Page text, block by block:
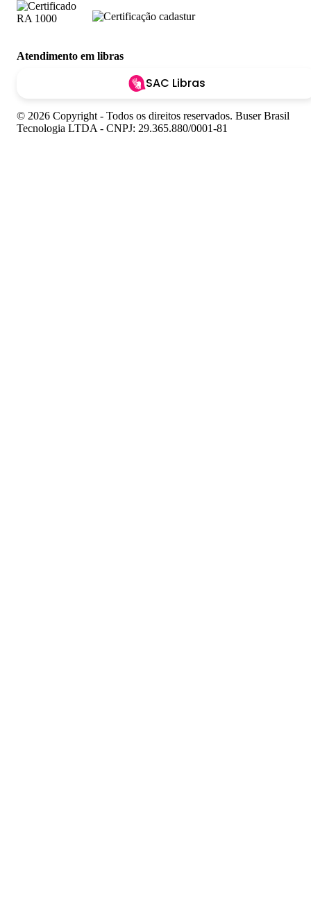
Atendimento em libras
SAC Libras
© 2026 Copyright - Todos os direitos reservados. Buser Brasil
Tecnologia LTDA - CNPJ: 29.365.880/0001-81